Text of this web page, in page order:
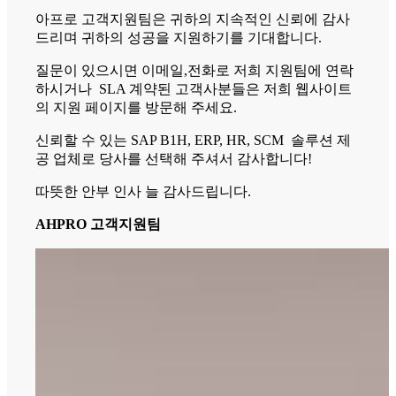
아프로 고객지원팀은 귀하의 지속적인 신뢰에 감사
드리며 귀하의 성공을 지원하기를 기대합니다.
질문이 있으시면 이메일,전화로 저희 지원팀에 연락
하시거나 SLA 계약된 고객사분들은 저희 웹사이트
의 지원 페이지를 방문해 주세요.
신뢰할 수 있는 SAP B1H, ERP, HR, SCM 솔루션 제
공 업체로 당사를 선택해 주셔서 감사합니다!
따뜻한 안부 인사 늘 감사드립니다.
AHPRO 고객지원팀